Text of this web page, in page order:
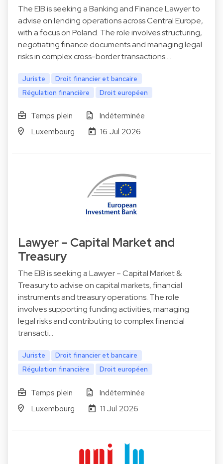
The EIB is seeking a Banking and Finance Lawyer to
advise on lending operations across Central Europe,
with a focus on Poland. The role involves structuring,
negotiating finance documents and managing legal
risks in complex cross-border transactions.…
Juriste
Droit financier et bancaire
Régulation financière
Droit européen
Temps plein
Indéterminée
Luxembourg
16 Jul 2026
Lawyer – Capital Market and
Treasury
The EIB is seeking a Lawyer – Capital Market &
Treasury to advise on capital markets, financial
instruments and treasury operations. The role
involves supporting funding activities, managing
legal risks and contributing to complex financial
transacti…
Juriste
Droit financier et bancaire
Régulation financière
Droit européen
Temps plein
Indéterminée
Luxembourg
11 Jul 2026